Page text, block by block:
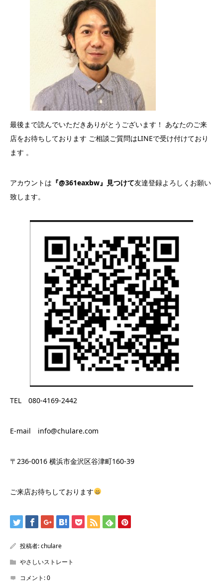
最後まで読んでいただきありがとうございます！ あなたのご来
店をお待ちしております ご相談ご質問はLINEで受け付けており
ます 。
アカウントは 『@361eaxbw』見つけて友達登録よろしくお願い
致します。
TEL 080-4169-2442
E-mail info@chulare.com
〒236-0016 横浜市金沢区谷津町160-39
ご来店お待ちしております
投稿者:chulare
やさしいストレート
コメント:0